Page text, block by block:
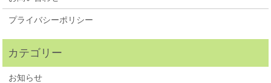
プライバシーポリシー
お知らせ